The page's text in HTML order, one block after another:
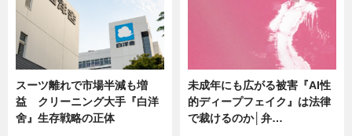
スーツ離れで市場半減も増
益 クリーニング大手『白洋
舍』生存戦略の正体
未成年にも広がる被害『AI性
的ディープフェイク』は法律
で裁けるのか│弁…